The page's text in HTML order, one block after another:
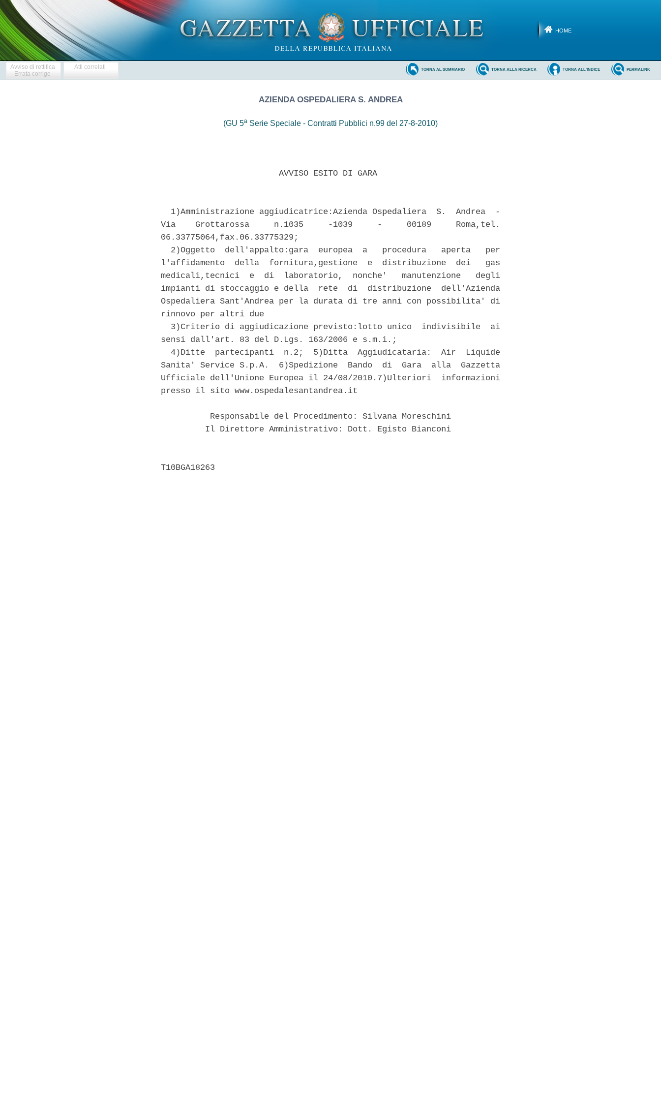
HOME
Avviso di rettifica
Errata corrige
Atti correlati PERMALINK
TORNA ALL'INDICE
TORNA ALLA RICERCA
TORNA AL SOMMARIO
AZIENDA OSPEDALIERA S. ANDREA
(GU 5a Serie Speciale - Contratti Pubblici n.99 del 27-8-2010)
                        AVVISO ESITO DI GARA
  1)Amministrazione aggiudicatrice:Azienda Ospedaliera  S.  Andrea  -
Via    Grottarossa     n.1035     -1039     -     00189     Roma,tel.
06.33775064,fax.06.33775329;
  2)Oggetto  dell'appalto:gara  europea  a   procedura   aperta   per
l'affidamento  della  fornitura,gestione  e  distribuzione  dei   gas
medicali,tecnici  e  di  laboratorio,  nonche'   manutenzione   degli
impianti di stoccaggio e della  rete  di  distribuzione  dell'Azienda
Ospedaliera Sant'Andrea per la durata di tre anni con possibilita' di
rinnovo per altri due
  3)Criterio di aggiudicazione previsto:lotto unico  indivisibile  ai
sensi dall'art. 83 del D.Lgs. 163/2006 e s.m.i.;
  4)Ditte  partecipanti  n.2;  5)Ditta  Aggiudicataria:  Air  Liquide
Sanita' Service S.p.A.  6)Spedizione  Bando  di  Gara  alla  Gazzetta
Ufficiale dell'Unione Europea il 24/08/2010.7)Ulteriori  informazioni
presso il sito www.ospedalesantandrea.it
          Responsabile del Procedimento: Silvana Moreschini
         Il Direttore Amministrativo: Dott. Egisto Bianconi